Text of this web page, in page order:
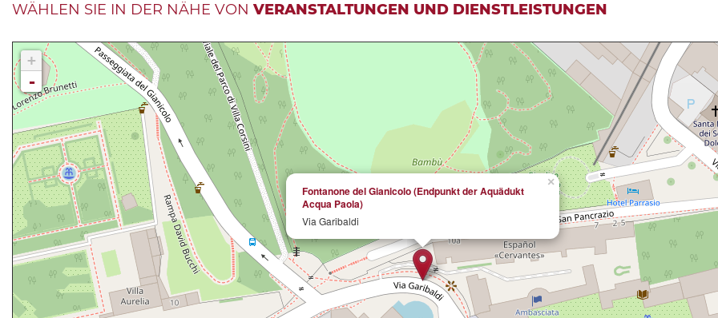
WÄHLEN SIE IN DER NÄHE VON VERANSTALTUNGEN UND DIENSTLEISTUNGEN
×
Fontanone del Gianicolo (Endpunkt der Aquädukt
Acqua Paola)
Via Garibaldi
+
-